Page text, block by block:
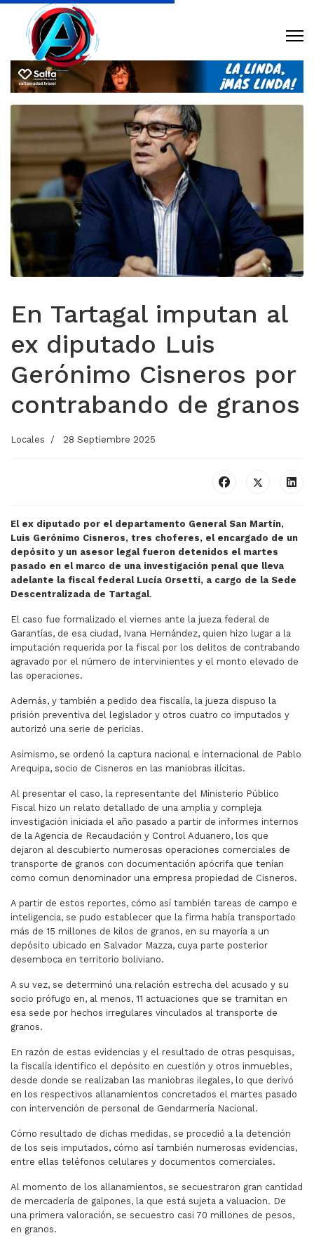
En Tartagal imputan al
ex diputado Luis
Gerónimo Cisneros por
contrabando de granos
Locales 28 Septiembre 2025
El ex diputado por el departamento General San Martín,
Luis Gerónimo Cisneros, tres choferes, el encargado de un
depósito y un asesor legal fueron detenidos el martes
pasado en el marco de una investigación penal que lleva
adelante la fiscal federal Lucía Orsetti, a cargo de la Sede
Descentralizada de Tartagal.
El caso fue formalizado el viernes ante la jueza federal de
Garantías, de esa ciudad, Ivana Hernández, quien hizo lugar a la
imputación requerida por la fiscal por los delitos de contrabando
agravado por el número de intervinientes y el monto elevado de
las operaciones.
Además, y también a pedido dea fiscalía, la jueza dispuso la
prisión preventiva del legislador y otros cuatro co imputados y
autorizó una serie de pericias.
Asimismo, se ordenó la captura nacional e internacional de Pablo
Arequipa, socio de Cisneros en las maniobras ilícitas.
Al presentar el caso, la representante del Ministerio Público
Fiscal hizo un relato detallado de una amplia y compleja
investigación iniciada el año pasado a partir de informes internos
de la Agencia de Recaudación y Control Aduanero, los que
dejaron al descubierto numerosas operaciones comerciales de
transporte de granos con documentación apócrifa que tenían
como comun denominador una empresa propiedad de Cisneros.
A partir de estos reportes, cómo así también tareas de campo e
inteligencia, se pudo establecer que la firma había transportado
más de 15 millones de kilos de granos, en su mayoría a un
depósito ubicado en Salvador Mazza, cuya parte posterior
desemboca en territorio boliviano.
A su vez, se determinó una relación estrecha del acusado y su
socio prófugo en, al menos, 11 actuaciones que se tramitan en
esa sede por hechos irregulares vinculados al transporte de
granos.
En razón de estas evidencias y el resultado de otras pesquisas,
la fiscalía identifico el depósito en cuestión y otros inmuebles,
desde donde se realizaban las maniobras ilegales, lo que derivó
en los respectivos allanamientos concretados el martes pasado
con intervención de personal de Gendarmería Nacional.
Cómo resultado de dichas medidas, se procedió a la detención
de los seis imputados, cómo así también numerosas evidencias,
entre ellas teléfonos celulares y documentos comerciales.
Al momento de los allanamientos, se secuestraron gran cantidad
de mercadería de galpones, la que está sujeta a valuacion. De
una primera valoración, se secuestro casi 70 millones de pesos,
en granos.